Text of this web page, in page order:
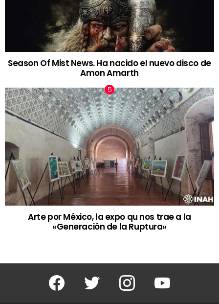
Season Of Mist News. Ha nacido el nuevo disco de
Amon Amarth
Arte por México, la expo qu nos trae a la
«Generación de la Ruptura»
Facebook Twitter Instagram